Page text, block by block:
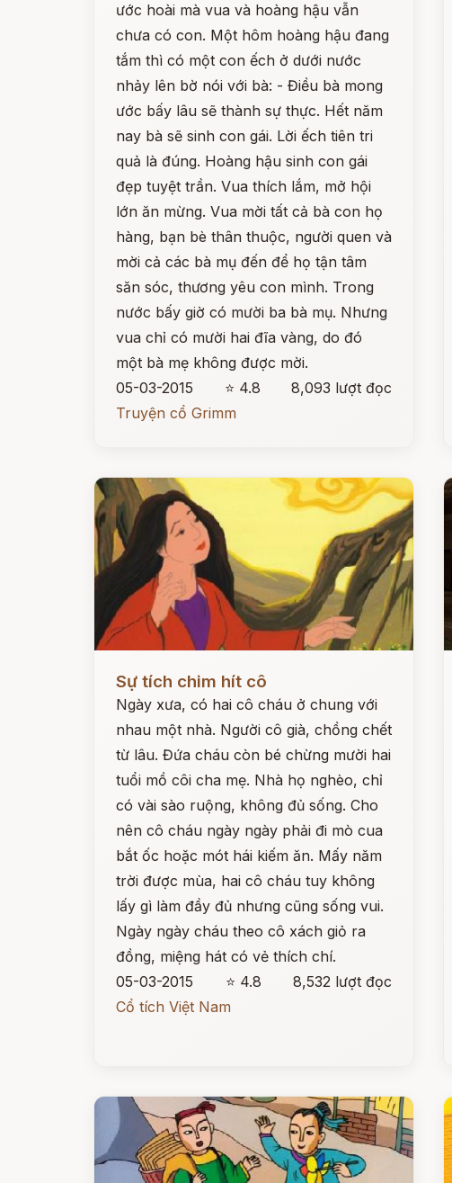
ước hoài mà vua và hoàng hậu vẫn
chưa có con. Một hôm hoàng hậu đang
tắm thì có một con ếch ở dưới nước
nhảy lên bờ nói với bà: - Điều bà mong
ước bấy lâu sẽ thành sự thực. Hết năm
nay bà sẽ sinh con gái. Lời ếch tiên tri
quả là đúng. Hoàng hậu sinh con gái
đẹp tuyệt trần. Vua thích lắm, mở hội
lớn ăn mừng. Vua mời tất cả bà con họ
hàng, bạn bè thân thuộc, người quen và
mời cả các bà mụ đến để họ tận tâm
săn sóc, thương yêu con mình. Trong
nước bấy giờ có mười ba bà mụ. Nhưng
vua chỉ có mười hai đĩa vàng, do đó
một bà mẹ không được mời.
05-03-2015
⭐ 4.8
8,093 lượt đọc
Truyện cổ Grimm
Sự tích chim hít cô
Ngày xưa, có hai cô cháu ở chung với
nhau một nhà. Người cô già, chồng chết
từ lâu. Đứa cháu còn bé chừng mười hai
tuổi mồ côi cha mẹ. Nhà họ nghèo, chỉ
có vài sào ruộng, không đủ sống. Cho
nên cô cháu ngày ngày phải đi mò cua
bắt ốc hoặc mót hái kiếm ăn. Mấy năm
trời được mùa, hai cô cháu tuy không
lấy gì làm đầy đủ nhưng cũng sống vui.
Ngày ngày cháu theo cô xách giỏ ra
đồng, miệng hát có vẻ thích chí.
05-03-2015
⭐ 4.8
8,532 lượt đọc
Cổ tích Việt Nam